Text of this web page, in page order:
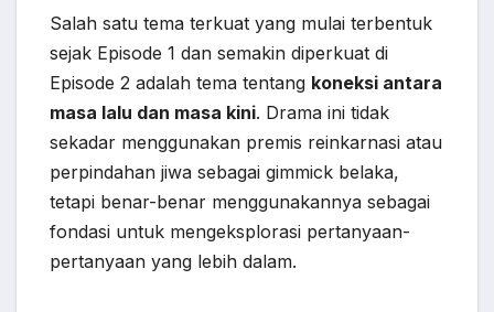
Salah satu tema terkuat yang mulai terbentuk
sejak Episode 1 dan semakin diperkuat di
Episode 2 adalah tema tentang koneksi antara
masa lalu dan masa kini. Drama ini tidak
sekadar menggunakan premis reinkarnasi atau
perpindahan jiwa sebagai gimmick belaka,
tetapi benar-benar menggunakannya sebagai
fondasi untuk mengeksplorasi pertanyaan-
pertanyaan yang lebih dalam.